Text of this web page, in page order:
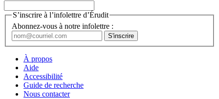
S’inscrire à l’infolettre d’Érudit
Abonnez-vous à notre infolettre :
À propos
Aide
Accessibilité
Guide de recherche
Nous contacter